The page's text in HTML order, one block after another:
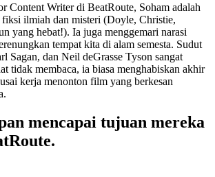
Content Writer di BeatRoute, Soham adalah
fiksi ilmiah dan misteri (Doyle, Christie,
yang hebat!). Ia juga menggemari narasi
tempat kita di alam semesta. Sudut
Sagan, dan Neil deGrasse Tyson sangat
tidak membaca, ia biasa menghabiskan akhir
kerja menonton film yang berkesan
mencapai tujuan mereka
.